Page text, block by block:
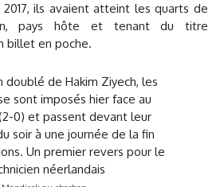
ils avaient atteint les quarts de
pays hôte et tenant du titre
billet en poche.